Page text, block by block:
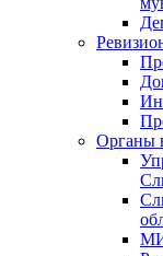
Органы